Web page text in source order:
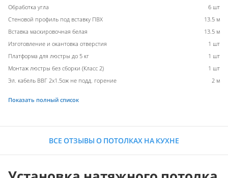
Обработка угла
6 шт
Стеновой профиль под вставку ПВХ
13.5 м
Вставка маскировочная белая
13.5 м
Изготовление и окантовка отверстия
1 шт
Платформа для люстры до 5 кг
1 шт
Монтаж люстры без сборки (Класс 2)
1 шт
Эл. кабель ВВГ 2х1.5ож не подд. горение
2 м
Показать полный список
ВСЕ ОТЗЫВЫ О ПОТОЛКАХ НА КУХНЕ